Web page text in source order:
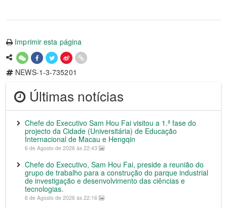
Imprimir esta página
NEWS-1-3-735201
Últimas notícias
Chefe do Executivo Sam Hou Fai visitou a 1.ª fase do
projecto da Cidade (Universitária) de Educação
Internacional de Macau e Hengqin
6 de Agosto de 2026 às 22:43
Chefe do Executivo, Sam Hou Fai, preside a reunião do
grupo de trabalho para a construção do parque industrial
de investigação e desenvolvimento das ciências e
tecnologias.
6 de Agosto de 2026 às 22:16